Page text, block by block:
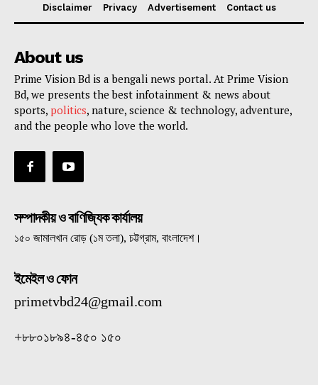
Disclaimer Privacy Advertisement Contact us
About us
Prime Vision Bd is a bengali news portal. At Prime Vision
Bd, we presents the best infotainment & news about
sports, politics, nature, science & technology, adventure,
and the people who love the world.
সম্পাদকীয় ও বাণিজ্যিক কার্যালয়
১৫০ জামালখান রোড় (১ম তলা), চট্টগ্রাম, বাংলাদেশ।
ইমেইল ও ফোন
primetvbd24@gmail.com
+৮৮০১৮৯৪-৪৫০ ১৫০